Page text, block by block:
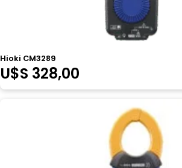
Hioki CM3289
U$S 328,00